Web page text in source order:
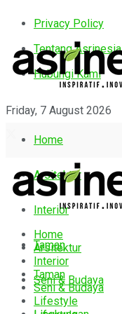
Privacy Policy
Tentang Asrinesia
Hubungi Kami
Friday, 7 August 2026
Home
Arsitektur
Interior
Taman
Seni & Budaya
Home
Arsitektur
Interior
Taman
Seni & Budaya
Lifestyle